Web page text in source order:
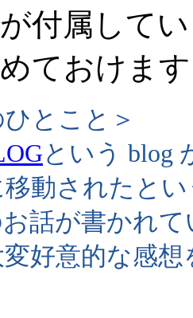
付属して
ておけま
とこと＞
という blog
移動されたと
話が書かれ
好意的な感